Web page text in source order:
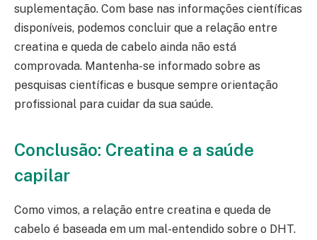
suplementação. Com base nas informações científicas
disponíveis, podemos concluir que a relação entre
creatina e queda de cabelo ainda não está
comprovada. Mantenha-se informado sobre as
pesquisas científicas e busque sempre orientação
profissional para cuidar da sua saúde.
Conclusão: Creatina e a saúde
capilar
Como vimos, a relação entre creatina e queda de
cabelo é baseada em um mal-entendido sobre o DHT.